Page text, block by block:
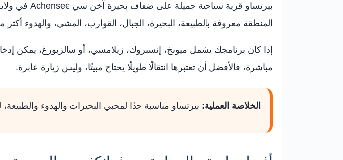
المنطقة معروفة بالطبيعة، البحيرة، الجبال، القوارب، المشي، والهدوء
إذا كان برنامجك يشمل ميونخ، إنسبروك، زيلامسي، أو سالزبورغ، يمكن
مباشرة، فالأفضل أن تعتبرها انتقالًا طويلًا يحتاج مبيتًا، وليس زيارة عابرة.
الخلاصة العملية: بيرتساو مناسبة جدًا لمحبي البحيرات والهدوء